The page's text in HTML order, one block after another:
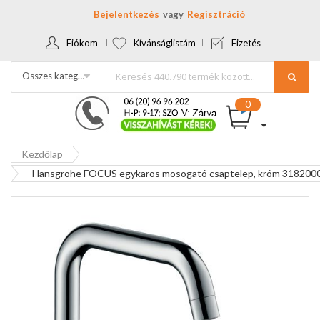
Bejelentkezés Regisztráció
Fiókom Kívánságlistám Fizetés
Összes kategória
Kezdőlap
Hansgrohe FOCUS egykaros mosogató csaptelep, króm